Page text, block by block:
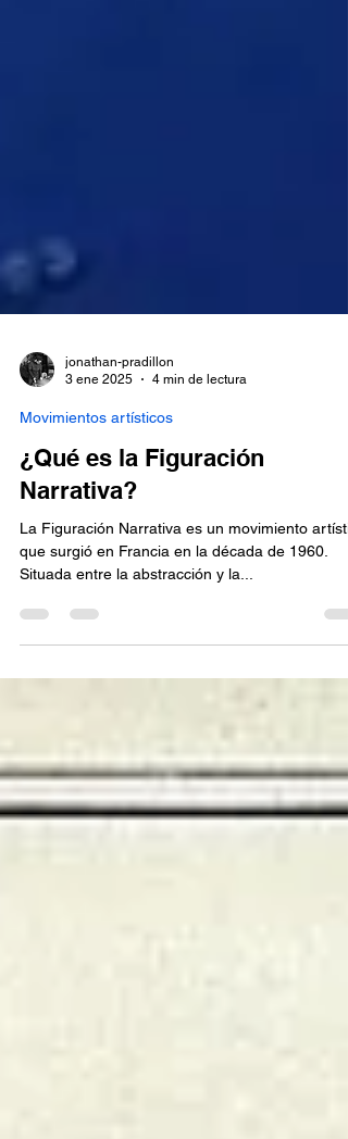
3 ene 2025
4 min de lectura
Movimientos artísticos
¿Qué es la Figuración
Narrativa?
La Figuración Narrativa es un movimiento artístico
Situada entre la abstracción y la...